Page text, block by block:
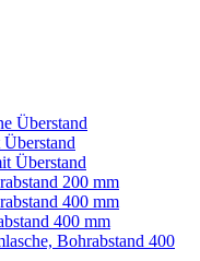
Überstand
Überstand
200 mm
400 mm
400 mm
Bohrabstand 400